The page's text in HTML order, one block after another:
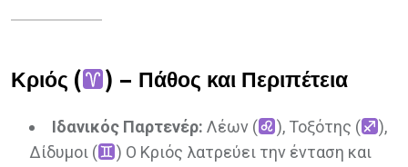
Κριός ( ) – Πάθος και Περιπέτεια
Ιδανικός Παρτενέρ: Λέων ( ), Τοξότης (
),
Δίδυμοι (
) Ο Κριός λατρεύει την ένταση και